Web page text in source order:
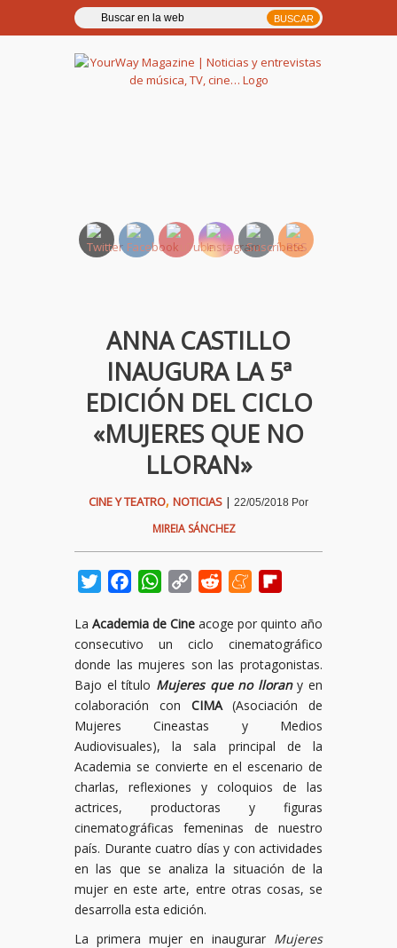
ANNA CASTILLO
INAUGURA LA 5ª
EDICIÓN DEL CICLO
«MUJERES QUE NO
LLORAN»
CINE Y TEATRO, NOTICIAS | 22/05/2018 Por
MIREIA SÁNCHEZ
TwitterFacebookWhatsApp
Copy
Reddit Meneame
La Academia de Cine acoge por quinto año
consecutivo un ciclo cinematográfico
donde las mujeres son las protagonistas.
Bajo el título Mujeres que no llorany en
colaboración con CIMA(Asociación de
Mujeres Cineastas y Medios
Audiovisuales), la sala principal de la
Academia se convierte en el escenario de
charlas, reflexiones y coloquios de las
actrices, productoras y figuras
cinematográficas femeninas de nuestro
país. Durante cuatro días y con actividades
en las que se analiza la situación de la
mujer en este arte, entre otras cosas, se
desarrolla esta edición.
La primera mujer en inaugurar Mujeres